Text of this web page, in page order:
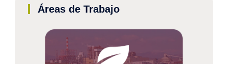
Áreas de Trabajo